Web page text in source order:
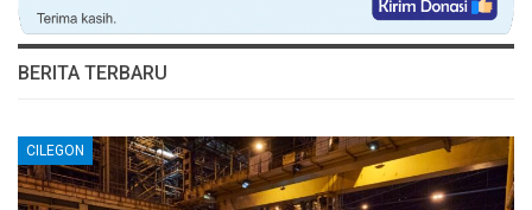
BERITA TERBARU
CILEGON